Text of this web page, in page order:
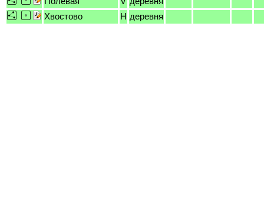
Хвостово
H деревня